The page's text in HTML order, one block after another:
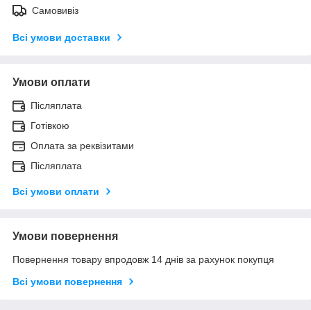
Самовивіз
Всі умови доставки
Умови оплати
Післяплата
Готівкою
Оплата за реквізитами
Післяплата
Всі умови оплати
Умови повернення
Повернення товару впродовж 14 днів за рахунок покупця
Всі умови повернення